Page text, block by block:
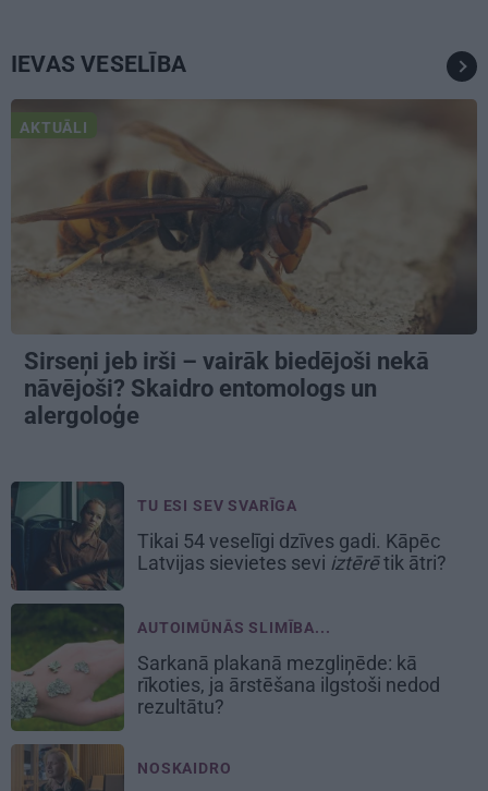
IEVAS VESELĪBA
AKTUĀLI
Sirseņi jeb irši – vairāk biedējoši nekā
nāvējoši? Skaidro entomologs un
alergoloģe
TU ESI SEV SVARĪGA
Tikai 54 veselīgi dzīves gadi. Kāpēc
Latvijas sievietes sevi iztērētik ātri?
AUTOIMŪNĀS SLIMĪBA...
Sarkanā plakanā mezgliņēde: kā
rīkoties, ja ārstēšana ilgstoši nedod
rezultātu?
NOSKAIDRO